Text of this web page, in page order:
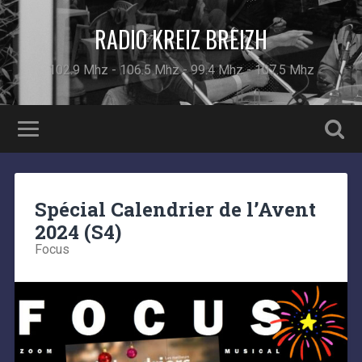
RADIO KREIZ BREIZH
102.9 Mhz - 106.5 Mhz - 99.4 Mhz - 107.5 Mhz
Spécial Calendrier de l’Avent
2024 (S4)
Focus